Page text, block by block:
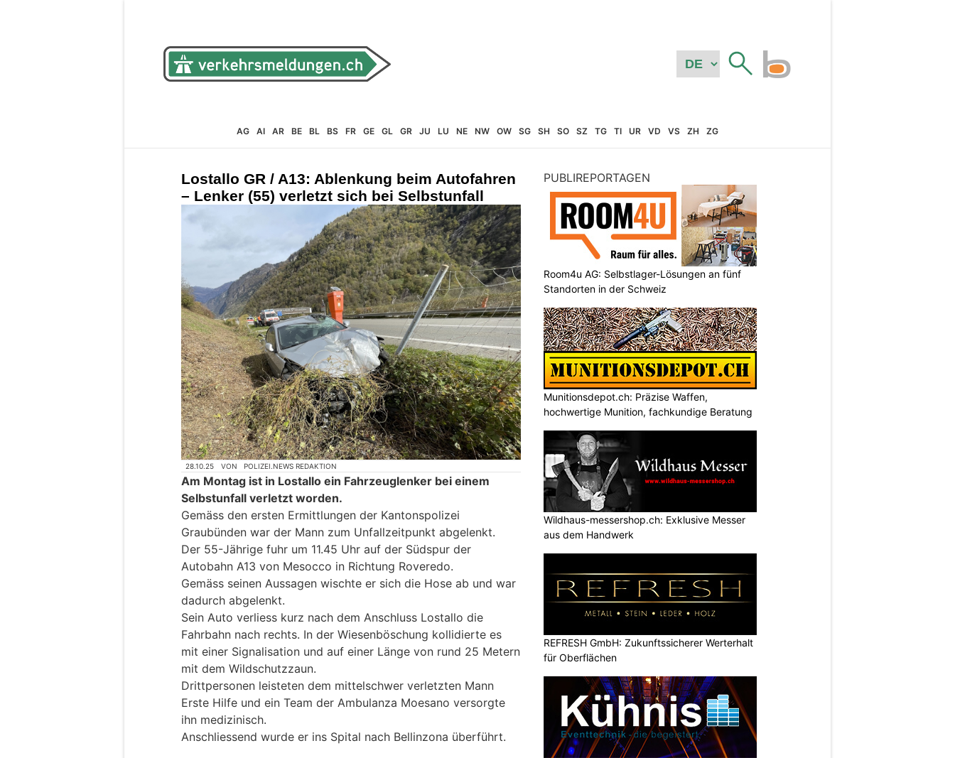
AG AI AR BE BL BS FR GE GL GR JU LU NE NW OW SG SH SO SZ TG TI UR VD VS ZH ZG
Lostallo GR / A13: Ablenkung beim Autofahren
– Lenker (55) verletzt sich bei Selbstunfall
28.10.25 VON POLIZEI.NEWS REDAKTION
Am Montag ist in Lostallo ein Fahrzeuglenker bei einem
Selbstunfall verletzt worden.
Gemäss den ersten Ermittlungen der Kantonspolizei
Graubünden war der Mann zum Unfallzeitpunkt abgelenkt.
Der 55-Jährige fuhr um 11.45 Uhr auf der Südspur der
Autobahn A13 von Mesocco in Richtung Roveredo.
Gemäss seinen Aussagen wischte er sich die Hose ab und war
dadurch abgelenkt.
Sein Auto verliess kurz nach dem Anschluss Lostallo die
Fahrbahn nach rechts. In der Wiesenböschung kollidierte es
mit einer Signalisation und auf einer Länge von rund 25 Metern
mit dem Wildschutzzaun.
Drittpersonen leisteten dem mittelschwer verletzten Mann
Erste Hilfe und ein Team der Ambulanza Moesano versorgte
ihn medizinisch.
Anschliessend wurde er ins Spital nach Bellinzona überführt.
PUBLIREPORTAGEN
Room4u AG: Selbstlager-Lösungen an fünf
Standorten in der Schweiz
Munitionsdepot.ch: Präzise Waffen,
hochwertige Munition, fachkundige Beratung
Wildhaus-messershop.ch: Exklusive Messer
aus dem Handwerk
REFRESH GmbH: Zukunftssicherer Werterhalt
für Oberflächen